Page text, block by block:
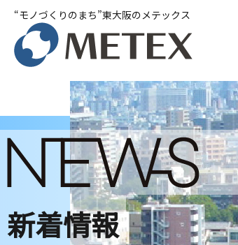
“モノづくりのまち”東大阪のメテックス
新着情報